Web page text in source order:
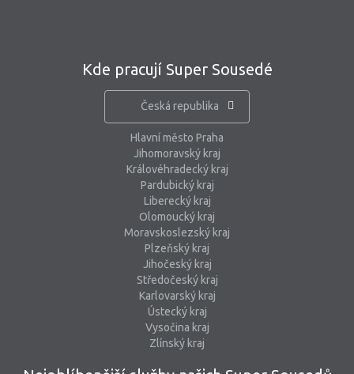
Kde pracují Super Sousedé
Česká republika
Hlavní město Praha
Jihomoravský kraj
Královéhradecký kraj
Pardubický kraj
Liberecký kraj
Olomoucký kraj
Moravskoslezský kraj
Plzeňský kraj
Jihočeský kraj
Středočeský kraj
Karlovarský kraj
Ústecký kraj
Vysočina kraj
Zlínský kraj